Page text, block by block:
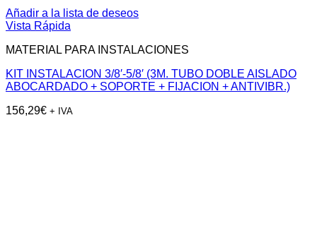
Añadir a la lista de deseos
Vista Rápida
MATERIAL PARA INSTALACIONES
KIT INSTALACION 3/8′-5/8′ (3M. TUBO DOBLE AISLADO
ABOCARDADO + SOPORTE + FIJACION + ANTIVIBR.)
156,29€ + IVA